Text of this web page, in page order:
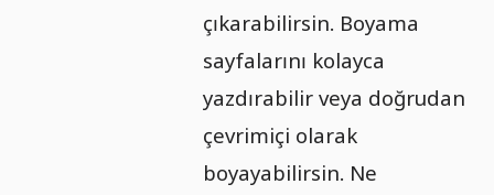
çıkarabilirsin. Boyama
sayfalarını kolayca
yazdırabilir veya doğrudan
çevrimiçi olarak
boyayabilirsin. Ne